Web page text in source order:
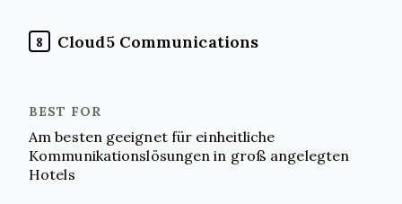
8 Cloud5 Communications
Am besten geeignet für einheitliche
Kommunikationslösungen in groß angelegten
Hotels